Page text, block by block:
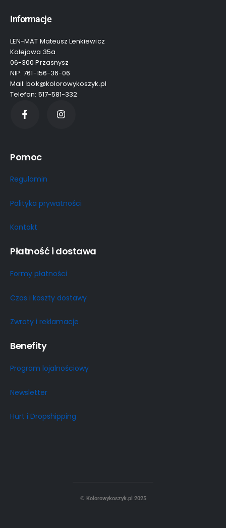
Informacje
LEN-MAT Mateusz Lenkiewicz
Kolejowa 35a
06-300 Przasnysz
NIP: 761-156-36-06
Mail: bok@kolorowykoszyk.pl
Telefon: 517-581-332
Pomoc
Regulamin
Polityka prywatności
Kontakt
Płatność i dostawa
Formy płatności
Czas i koszty dostawy
Zwroty i reklamacje
Benefity
Program lojalnościowy
Newsletter
Hurt i Dropshipping
© Kolorowykoszyk.pl 2025